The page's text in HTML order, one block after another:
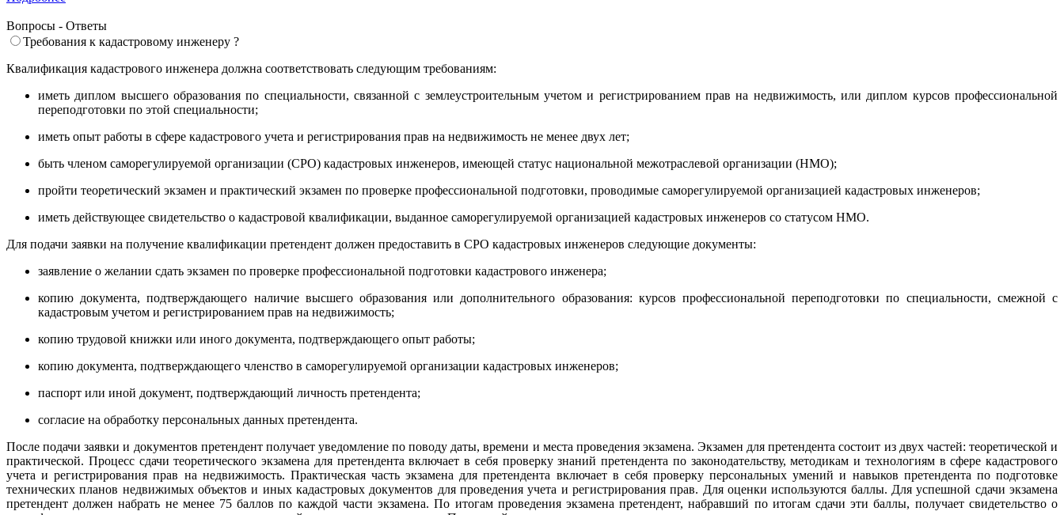
Вопросы - Ответы
Требования к кадастровому инженеру ?
Квалификация кадастрового инженера должна соответствовать следующим требованиям:
иметь диплом высшего образования по специальности, связанной с землеустроительным учетом и регистрированием прав на недвижимость, или диплом курсов профессиональной
переподготовки по этой специальности;
иметь опыт работы в сфере кадастрового учета и регистрирования прав на недвижимость не менее двух лет;
быть членом саморегулируемой организации (СРО) кадастровых инженеров, имеющей статус национальной межотраслевой организации (НМО);
пройти теоретический экзамен и практический экзамен по проверке профессиональной подготовки, проводимые саморегулируемой организацией кадастровых инженеров;
иметь действующее свидетельство о кадастровой квалификации, выданное саморегулируемой организацией кадастровых инженеров со статусом НМО.
Для подачи заявки на получение квалификации претендент должен предоставить в СРО кадастровых инженеров следующие документы:
заявление о желании сдать экзамен по проверке профессиональной подготовки кадастрового инженера;
копию документа, подтверждающего наличие высшего образования или дополнительного образования: курсов профессиональной переподготовки по специальности, смежной с
кадастровым учетом и регистрированием прав на недвижимость;
копию трудовой книжки или иного документа, подтверждающего опыт работы;
копию документа, подтверждающего членство в саморегулируемой организации кадастровых инженеров;
паспорт или иной документ, подтверждающий личность претендента;
согласие на обработку персональных данных претендента.
После подачи заявки и документов претендент получает уведомление по поводу даты, времени и места проведения экзамена. Экзамен для претендента состоит из двух частей: теоретической и
практической. Процесс сдачи теоретического экзамена для претендента включает в себя проверку знаний претендента по законодательству, методикам и технологиям в сфере кадастрового
учета и регистрирования прав на недвижимость. Практическая часть экзамена для претендента включает в себя проверку персональных умений и навыков претендента по подготовке
технических планов недвижимых объектов и иных кадастровых документов для проведения учета и регистрирования прав. Для оценки используются баллы. Для успешной сдачи экзамена
претендент должен набрать не менее 75 баллов по каждой части экзамена. По итогам проведения экзамена претендент, набравший по итогам сдачи эти баллы, получает свидетельство о